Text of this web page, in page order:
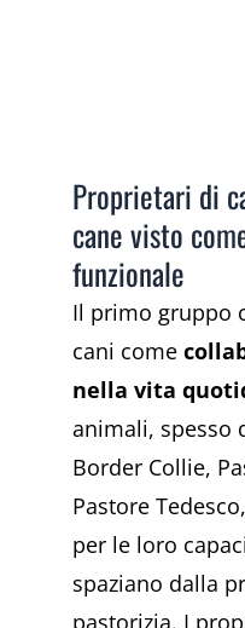
Proprietari di
cane visto
funzionale
Il primo gruppo
cani come
nella vita
animali, spesso
Border Collie,
Pastore
per le loro
spaziano dalla